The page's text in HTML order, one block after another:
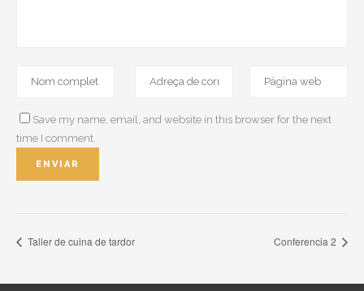
Save my name, email, and website in this browser for the next
time I comment.
Taller de cuina de tardor Conferencia 2